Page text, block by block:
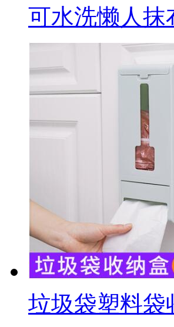
可水洗懒人抹
垃圾袋塑料袋